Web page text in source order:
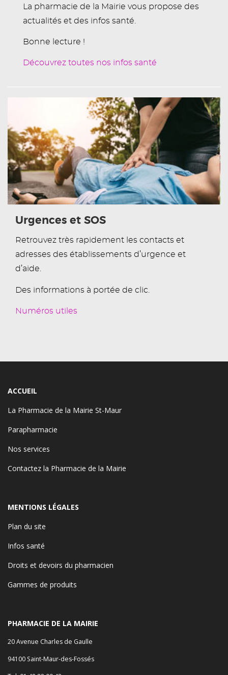
La pharmacie de la Mairie vous propose des
actualités et des infos santé.
Bonne lecture !
Découvrez toutes nos infos santé
Urgences et SOS
Retrouvez très rapidement les contacts et
adresses des établissements d’urgence et
d’aide.
Des informations à portée de clic.
Numéros utiles
ACCUEIL
La Pharmacie de la Mairie St-Maur
Parapharmacie
Nos services
Contactez la Pharmacie de la Mairie
MENTIONS LÉGALES
Plan du site
Infos santé
Droits et devoirs du pharmacien
Gammes de produits
PHARMACIE DE LA MAIRIE
20 Avenue Charles de Gaulle
94100 Saint-Maur-des-Fossés